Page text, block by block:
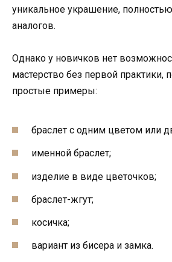
уникальное украшение,
аналогов.
Однако у новичков нет
мастерство без первой практики,
простые примеры:
браслет с одним цветом или
именной браслет;
изделие в виде цветочков;
браслет-жгут;
косичка;
вариант из бисера и замка.